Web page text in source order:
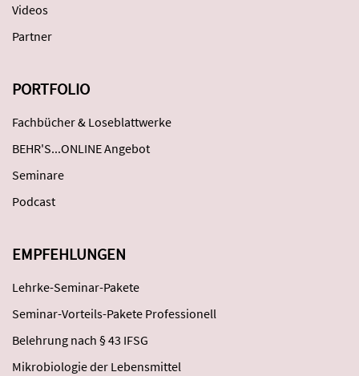
Videos
Partner
PORTFOLIO
Fachbücher & Loseblattwerke
BEHR'S...ONLINE Angebot
Seminare
Podcast
EMPFEHLUNGEN
Lehrke-Seminar-Pakete
Seminar-Vorteils-Pakete Professionell
Belehrung nach § 43 IFSG
Mikrobiologie der Lebensmittel